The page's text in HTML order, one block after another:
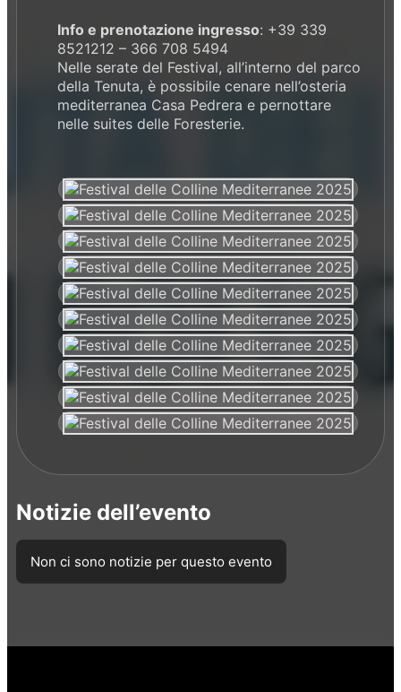
Info e prenotazione ingresso: +39 339
8521212 – 366 708 5494
Nelle serate del Festival, all’interno del parco
della Tenuta, è possibile cenare nell’osteria
mediterranea Casa Pedrera e pernottare
nelle suites delle Foresterie.
Notizie dell’evento
Non ci sono notizie per questo evento